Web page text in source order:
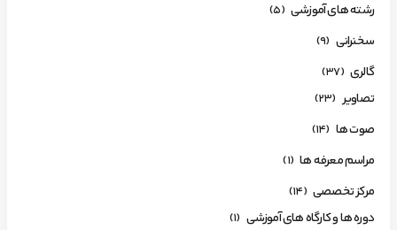
رشته های آموزشی (5)
سخنرانی (9)
گالری (37)
تصاویر (23)
صوت ها (14)
مراسم معرفه ها (1)
مرکز تخصصی (14)
دوره ها و کارگاه های آموزشی (1)